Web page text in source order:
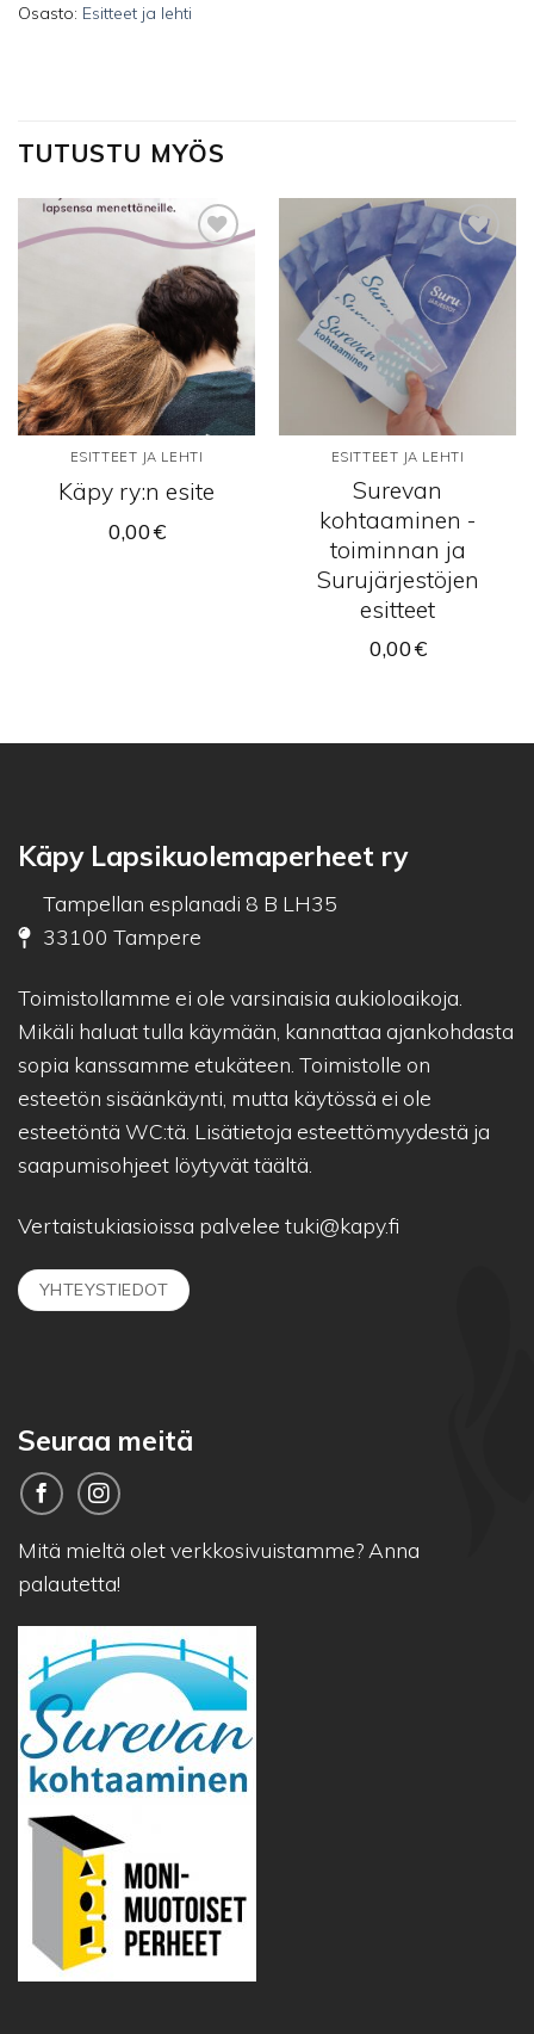
Osasto: Esitteet ja lehti
TUTUSTU MYÖS
Lisää
toivelistalle
ESITTEET JA LEHTI
Käpy ry:n esite
0,00€
Lisää
toivelistalle
ESITTEET JA LEHTI
Surevan
kohtaaminen -
toiminnan ja
Surujärjestöjen
esitteet
0,00€
Käpy Lapsikuolemaperheet ry
Tampellan esplanadi 8 B LH35
33100 Tampere
Toimistollamme ei ole varsinaisia aukioloaikoja.
Mikäli haluat tulla käymään, kannattaa ajankohdasta
sopia kanssamme etukäteen. Toimistolle on
esteetön sisäänkäynti, mutta käytössä ei ole
esteetöntä WC:tä. Lisätietoja esteettömyydestä ja
saapumisohjeet löytyvättäältä.
Vertaistukiasioissa palvelee tuki@kapy.fi
YHTEYSTIEDOT
Seuraa meitä
Mitä mieltä olet verkkosivuistamme? Anna
palautetta!